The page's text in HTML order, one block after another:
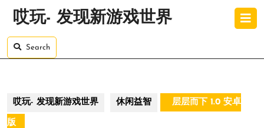
哎玩- 发现新游戏世界
Search
哎玩- 发现新游戏世界 休闲益智 层层而下 1.0 安卓
版